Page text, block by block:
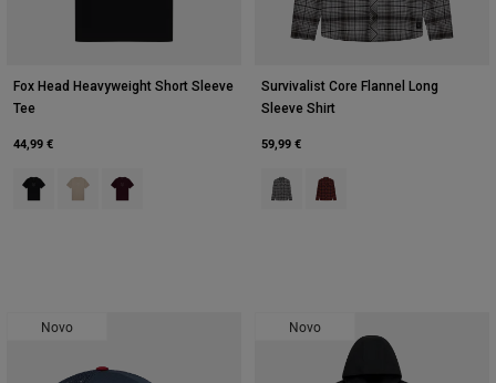
Fox Head Heavyweight Short Sleeve
Tee
44,99 €
Product swatch type of Preto.
Product swatch type of Giz Branco.
Product swatch type of Maroon Negro.
Survivalist Core Flannel Long
Sleeve Shirt
59,99 €
Product swatch type of Cinzento
Product swatch type of
Novo Novo